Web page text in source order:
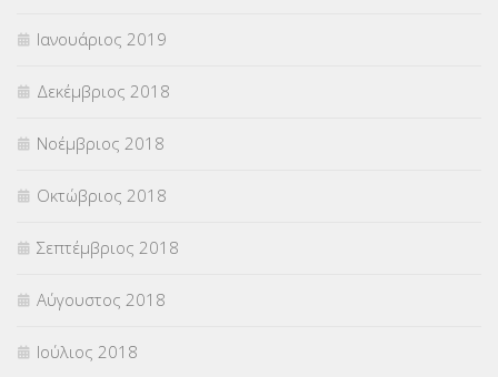
Ιανουάριος 2019
Δεκέμβριος 2018
Νοέμβριος 2018
Οκτώβριος 2018
Σεπτέμβριος 2018
Αύγουστος 2018
Ιούλιος 2018